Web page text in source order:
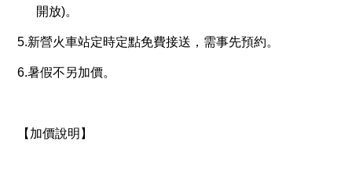
開放)。
5.新營火車站定時定點免費接送，需事先預約。
6.暑假不另加價。
【加價說明】